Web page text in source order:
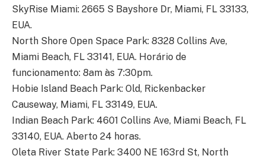
SkyRise Miami: 2665 S Bayshore Dr, Miami, FL 33133,
EUA.
North Shore Open Space Park: 8328 Collins Ave,
Miami Beach, FL 33141, EUA. Horário de
funcionamento: 8am às 7:30pm.
Hobie Island Beach Park: Old, Rickenbacker
Causeway, Miami, FL 33149, EUA.
Indian Beach Park: 4601 Collins Ave, Miami Beach, FL
33140, EUA. Aberto 24 horas.
Oleta River State Park: 3400 NE 163rd St, North